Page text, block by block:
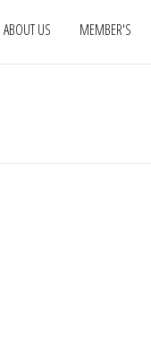
ABOUT US MEMBER'S